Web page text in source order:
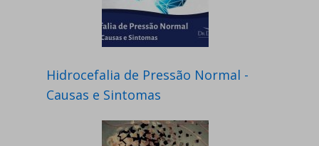
Hidrocefalia de Pressão Normal -
Causas e Sintomas